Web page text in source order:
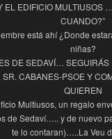
EL EDIFICIO
CUANDO?”
está ahí ¿Donde
niñas?
DE SEDAVÍ… SEGUIRÁS
SR. CABANES-PSOE Y
QUIEREN
Multiusos, un regalo
de Sedaví….. y de nuevo
te lo contaran)…..La Veu